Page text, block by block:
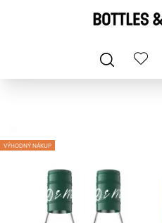
VÝHODNÝ NÁKUP